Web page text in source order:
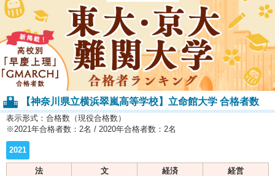
【神奈川県立横浜翠嵐高等学校】立命館大学 合格者数
表示形式：合格数（現役合格数）
※2021年合格者数：2名 / 2020年合格者数：2名
2021
法 文 経済
経営